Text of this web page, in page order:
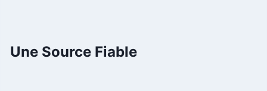
Une Source Fiable